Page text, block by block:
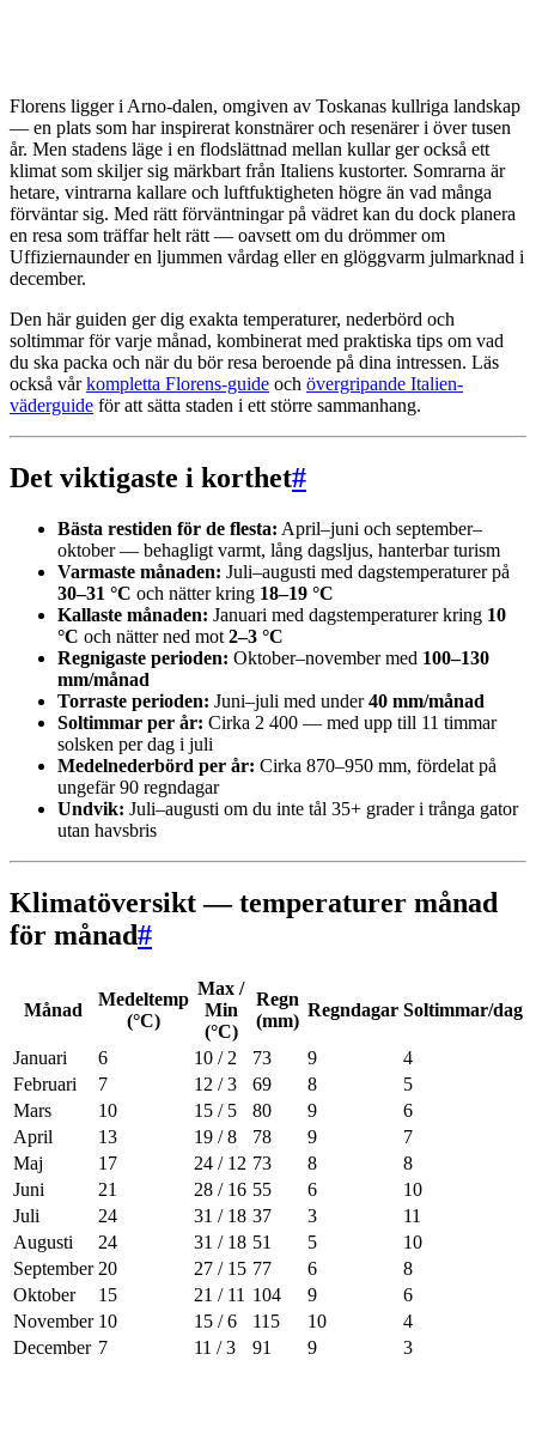
Florens ligger i Arno-dalen, omgiven av Toskanas kullriga landskap
— en plats som har inspirerat konstnärer och resenärer i över tusen
år. Men stadens läge i en flodslättnad mellan kullar ger också ett
klimat som skiljer sig märkbart från Italiens kustorter. Somrarna är
hetare, vintrarna kallare och luftfuktigheten högre än vad många
förväntar sig. Med rätt förväntningar på vädret kan du dock planera
en resa som träffar helt rätt — oavsett om du drömmer om
Uffiziernaunder en ljummen vårdag eller en glöggvarm julmarknad i
december.
Den här guiden ger dig exakta temperaturer, nederbörd och
soltimmar för varje månad, kombinerat med praktiska tips om vad
du ska packa och när du bör resa beroende på dina intressen. Läs
också vårkompletta Florens-guide och övergripande Italien-
väderguide för att sätta staden i ett större sammanhang.
Det viktigaste i korthet#
Bästa restiden för de flesta: April–juni och september–
oktober — behagligt varmt, lång dagsljus, hanterbar turism
Varmaste månaden: Juli–augusti med dagstemperaturer på
30–31 °C och nätter kring 18–19 °C
Kallaste månaden: Januari med dagstemperaturer kring 10
°C och nätter ned mot 2–3 °C
Regnigaste perioden: Oktober–november med 100–130
mm/månad
Torraste perioden: Juni–juli med under40 mm/månad
Soltimmar per år: Cirka 2 400 — med upp till 11 timmar
solsken per dag i juli
Medelnederbörd per år: Cirka 870–950 mm, fördelat på
ungefär 90 regndagar
Undvik: Juli–augusti om du inte tål 35+ grader i trånga gator
utan havsbris
Klimatöversikt — temperaturer månad
för månad#
Månad
Medeltemp
(°C)
Max /
Min
(°C)
Regn
(mm)
Regndagar Soltimmar/dag
Januari 6 10 / 2 73 9
4
Februari
7 12 / 3 69 8
5
Mars
10 15 / 5 80 9
6
April
13 19 / 8 78 9
7
Maj
17 24 / 12 73 8
8
Juni
21 28 / 16 55 6
10
Juli
24 31 / 18 37 3
11
Augusti
24 31 / 18 51 5
10
September 20 27 / 15 77 6
8
Oktober
15 21 / 11 104 9
6
November 10 15 / 6 115 10
4
December 7 11 / 3 91 9 3